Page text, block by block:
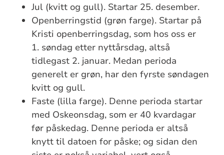
Jul (kvitt og gull). Startar 25. desember.
Openberringstid (grøn farge). Startar på
Kristi openberringsdag, som hos oss er
1. søndag etter nyttårsdag, altså
tidlegast 2. januar. Medan perioda
generelt er grøn, har den fyrste søndagen
kvitt og gull.
Faste (lilla farge). Denne perioda startar
med Oskeonsdag, som er 40 kvardagar
før påskedag. Denne perioda er altså
knytt til datoen for påske; og sidan den